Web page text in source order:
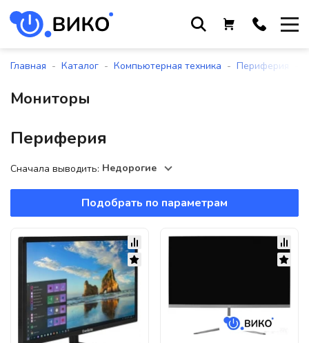
с понедельника по пятницу
sales@viko-t.by
Контакты
220118, г. Минск, ул. Крупской, д.
Главная - Каталог - Компьютерная техника - Периферия
Мониторы
Периферия
Сначала выводить: Недорогие
Подобрать по параметрам